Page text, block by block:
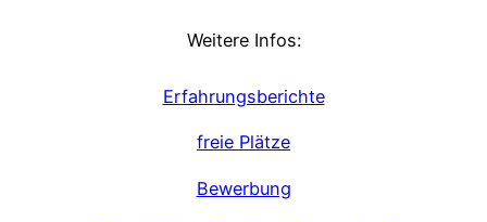
In diesem einen großartigen Jahr, konnte
ich viele schöne Momente mit den
Kindern und dem Team erleben. Ich bin
Weitere Infos:
Erfahrungsberichte
freie Plätze
Bewerbung